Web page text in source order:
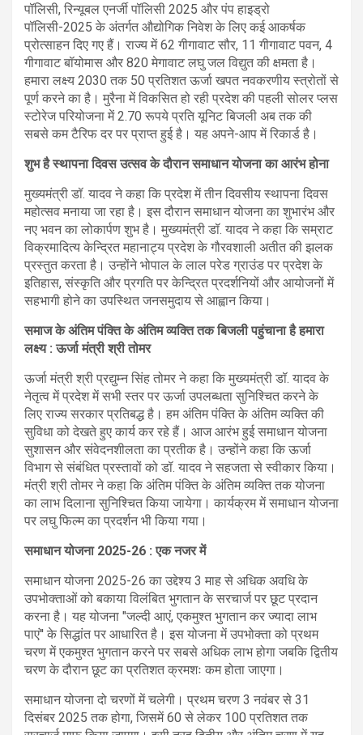
पॉलिसी, रिन्यूबल एनर्जी पॉलिसी 2025 और पंप हाइड्रो
पॉलिसी-2025 के अंतर्गत औद्योगिक निवेश के लिए कई आकर्षक
प्रोत्साहन दिए गए हैं। राज्य में 62 गीगावाट सौर, 11 गीगावाट पवन, 4
गीगावाट बॉयोमास और 820 मेगावाट लघु जल विद्युत की क्षमता है।
हमारा लक्ष्य 2030 तक 50 प्रतिशत ऊर्जा खपत नवकरणीय स्त्रोतों से
पूर्ण करने का है। मुरैना में विकसित हो रही प्रदेश की पहली सोलर प्लस
स्टोरेज परियोजना में 2.70 रूपये प्रति यूनिट बिजली अब तक की
सबसे कम टैरिफ दर पर प्राप्त हुई है। यह अपने-आप में रिकार्ड है।
शुभ है स्थापना दिवस उत्सव के दौरान समाधान योजना का आरंभ होना
मुख्यमंत्री डॉ. यादव ने कहा कि प्रदेश में तीन दिवसीय स्थापना दिवस
महोत्सव मनाया जा रहा है। इस दौरान समाधान योजना का शुभारंभ और
नए भवन का लोकार्पण शुभ है। मुख्यमंत्री डॉ. यादव ने कहा कि सम्राट
विक्रमादित्य केन्द्रित महानाट्य प्रदेश के गौरवशाली अतीत की झलक
प्रस्तुत करता है। उन्होंने भोपाल के लाल परेड ग्राउंड पर प्रदेश के
इतिहास, संस्कृति और प्रगति पर केन्द्रित प्रदर्शनियों और आयोजनों में
सहभागी होने का उपस्थित जनसमुदाय से आह्वान किया।
समाज के अंतिम पंक्ति के अंतिम व्यक्ति तक बिजली पहुंचाना है हमारा
लक्ष्य : ऊर्जा मंत्री श्री तोमर
ऊर्जा मंत्री श्री प्रद्युम्न सिंह तोमर ने कहा कि मुख्यमंत्री डॉ. यादव के
नेतृत्व में प्रदेश में सभी स्तर पर ऊर्जा उपलब्धता सुनिश्चित करने के
लिए राज्य सरकार प्रतिबद्ध है। हम अंतिम पंक्ति के अंतिम व्यक्ति की
सुविधा को देखते हुए कार्य कर रहे हैं। आज आरंभ हुई समाधान योजना
सुशासन और संवेदनशीलता का प्रतीक है। उन्होंने कहा कि ऊर्जा
विभाग से संबंधित प्रस्तावों को डॉ. यादव ने सहजता से स्वीकार किया।
मंत्री श्री तोमर ने कहा कि अंतिम पंक्ति के अंतिम व्यक्ति तक योजना
का लाभ दिलाना सुनिश्चित किया जायेगा। कार्यक्रम में समाधान योजना
पर लघु फिल्म का प्रदर्शन भी किया गया।
समाधान योजना 2025-26 : एक नजर में
समाधान योजना 2025-26 का उद्देश्य 3 माह से अधिक अवधि के
उपभोक्ताओं को बकाया विलंबित भुगतान के सरचार्ज पर छूट प्रदान
करना है। यह योजना "जल्दी आएं, एकमुश्त भुगतान कर ज्यादा लाभ
पाएं'' के सिद्धांत पर आधारित है। इस योजना में उपभोक्ता को प्रथम
चरण में एकमुश्त भुगतान करने पर सबसे अधिक लाभ होगा जबकि द्वितीय
चरण के दौरान छूट का प्रतिशत क्रमशः कम होता जाएगा।
समाधान योजना दो चरणों में चलेगी। प्रथम चरण 3 नवंबर से 31
दिसंबर 2025 तक होगा, जिसमें 60 से लेकर 100 प्रतिशत तक